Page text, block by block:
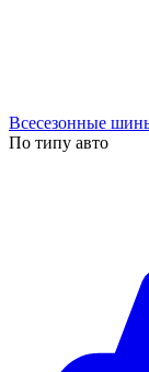
Всесезонные
По типу авто